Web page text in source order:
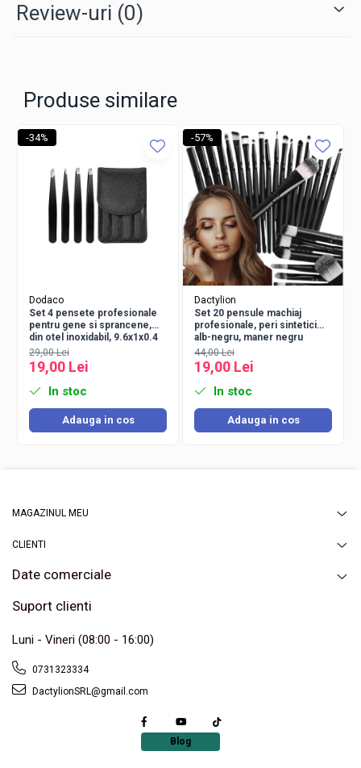
Fiecare forma are un rol bine definit. Buretele in forma de para este
ideal pentru aplicarea rapida a fondului de ten pe suprafetele mari
ale fetei, precum fruntea, obrajii si barbia. Modelul tip lacrima
permite aplicarea precisa in jurul ochilor, nasului si gurii, fiind
partea laterala plata faciliteaza aplicarea produselor pe suprafete
plane, estomparea conturului si realizarea tehnicilor moderne de
sculptare a fetei.
reutilizat.
Review-uri (0)
Produse similare
-34%
Dodaco
Set 4 pensete profesionale
pentru gene si sprancene,
din otel inoxidabil, 9.6x1x0.4
cm, negre – precizie si
eleganta in fiecare detaliu
29,00 Lei
19,00 Lei
In stoc
Adauga in cos
-57%
Dactylion
Set 20 pensule machiaj
profesionale, peri sintetici
alb-negru, maner negru
lucios
44,00 Lei
19,00 Lei
In stoc
Adauga in cos
MAGAZINUL MEU
CLIENTI
Date comerciale
Suport clienti
Luni - Vineri (08:00 - 16:00)
0731323334
DactylionSRL@gmail.com
Blog